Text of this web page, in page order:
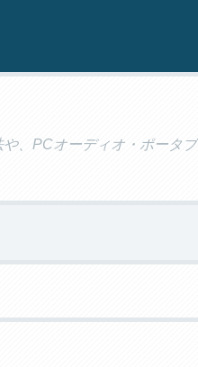
、PCオーディオ・ポータブ